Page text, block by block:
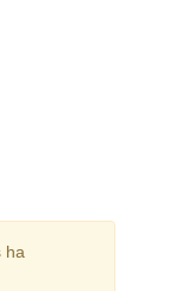
ha